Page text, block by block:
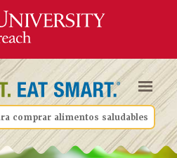
comprar alimentos saludables